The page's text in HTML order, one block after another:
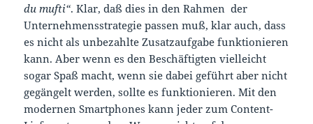
du mufti“. Klar, daß dies in den Rahmen der
Unternehmensstrategie passen muß, klar auch, dass
es nicht als unbezahlte Zusatzaufgabe funktionieren
kann. Aber wenn es den Beschäftigten vielleicht
sogar Spaß macht, wenn sie dabei geführt aber nicht
gegängelt werden, sollte es funktionieren. Mit den
modernen Smartphones kann jeder zum Content-